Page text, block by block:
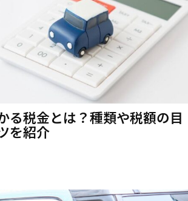
る税金とは？種類や税額の目
を紹介